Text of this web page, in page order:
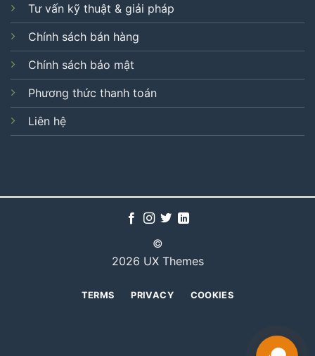
Tư vấn kỹ thuật & giải pháp
Chính sách bán hàng
Chính sách bảo mật
Phương thức thanh toán
Liên hệ
©
2026 UX Themes
TERMS PRIVACY COOKIES